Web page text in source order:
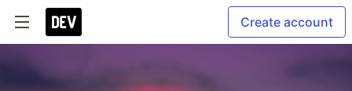
Create account